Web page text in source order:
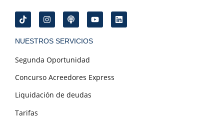
NUESTROS SERVICIOS
Segunda Oportunidad
Concurso Acreedores Express
Liquidación de deudas
Tarifas